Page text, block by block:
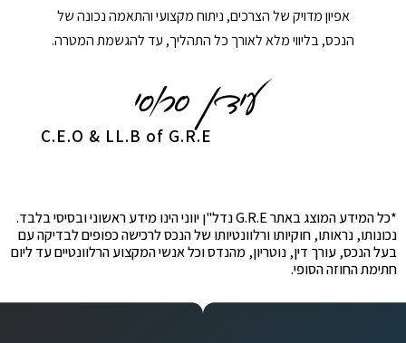
אפיון מדויק של הצרכים, ניתוח מקצועי והתאמה נכונה של
הנכס, בליווי מלא לאורך כל התהליך, עד להגשמת המטרה.
C.E.O & LL.B of G.R.E
*כל המידע המוצג באתר G.R.E נדל"ן יווני הינו מידע ראשוני ובסיסי בלבד.
נכונותו, נראותו, חוקיותו ורלוונטיותו של הנכס לרכישה כפופים לבדיקה עם
בעל הנכס, עורך דין, נוטריון, מהנדס וכל אנשי המקצוע הרלוונטיים עד ליום
חתימת החוזה הסופי.